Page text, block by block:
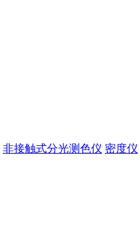
非接触式分光测色仪 密度仪